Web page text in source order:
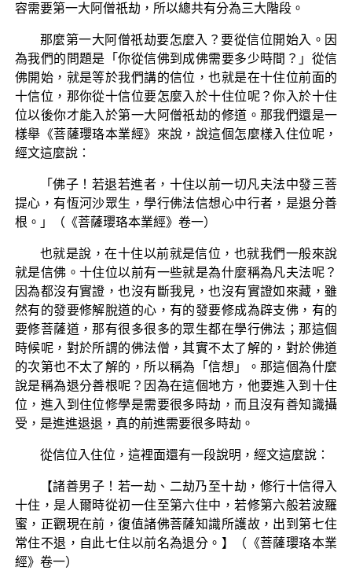
容需要第一大阿僧祇劫，所以總共有分為三大階段。
那麼第一大阿僧祇劫要怎麼入？要從信位開始入。因
為我們的問題是「你從信佛到成佛需要多少時間？」從信
佛開始，就是等於我們講的信位，也就是在十住位前面的
十信位，那你從十信位要怎麼入於十住位呢？你入於十住
位以後你才能入於第一大阿僧祇劫的修道。那我們還是一
樣舉《菩薩瓔珞本業經》來說，說這個怎麼樣入住位呢，
經文這麼說：
「佛子！若退若進者，十住以前一切凡夫法中發三菩
提心，有恆河沙眾生，學行佛法信想心中行者，是退分善
根。」（《菩薩瓔珞本業經》卷一）
也就是說，在十住以前就是信位，也就我們一般來說
就是信佛。十住位以前有一些就是為什麼稱為凡夫法呢？
因為都沒有實證，也沒有斷我見，也沒有實證如來藏，雖
然有的發要修解脫道的心，有的發要修成為辟支佛，有的
要修菩薩道，那有很多很多的眾生都在學行佛法；那這個
時候呢，對於所謂的佛法僧，其實不太了解的，對於佛道
的次第也不太了解的，所以稱為「信想」。那這個為什麼
說是稱為退分善根呢？因為在這個地方，他要進入到十住
位，進入到住位修學是需要很多時劫，而且沒有善知識攝
受，是進進退退，真的前進需要很多時劫。
從信位入住位，這裡面還有一段說明，經文這麼說：
【諸善男子！若一劫、二劫乃至十劫，修行十信得入
十住，是人爾時從初一住至第六住中，若修第六般若波羅
蜜，正觀現在前，復值諸佛菩薩知識所護故，出到第七住
常住不退，自此七住以前名為退分。】（《菩薩瓔珞本業
經》卷一）